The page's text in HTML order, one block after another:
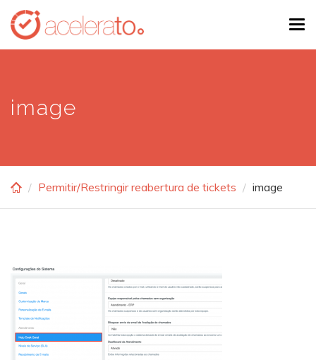
Skip
main
image
Permitir/Restringir reabertura de tickets image